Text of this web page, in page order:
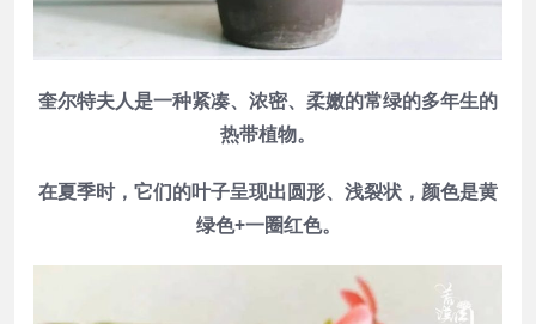
奎尔特夫人是一种紧凑、浓密、柔嫩的常绿的多年生的
热带植物。
在夏季时，它们的叶子呈现出圆形、浅裂状，颜色是黄
绿色+一圈红色。